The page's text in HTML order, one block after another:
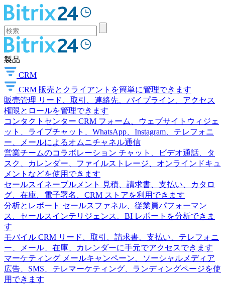
製品
CRM
CRM 販売とクライアントを簡単に管理できます
販売管理 リード、取引、連絡先、パイプライン、アクセス
権限とロールを管理できます
コンタクトセンター CRM フォーム、ウェブサイトウィジェ
ット、ライブチャット、WhatsApp、Instagram、テレフォニ
ー、メールによるオムニチャネル通信
営業チームのコラボレーション チャット、ビデオ通話、タ
スク、カレンダー、ファイルストレージ、オンラインドキュ
メントなどを使用できます
セールスイネーブルメント
見積、請求書、支払い、カタロ
グ、在庫、電子署名、CRM ストアを利用できます
分析とレポート セールスファネル、従業員パフォーマン
ス、セールスインテリジェンス、BI レポートを分析できま
す
モバイル CRM リード、取引、請求書、支払い、テレフォニ
ー、メール、在庫、カレンダーに手元でアクセスできます
マーケティング メールキャンペーン、ソーシャルメディア
広告、SMS、テレマーケティング、ランディングページを使
用できます